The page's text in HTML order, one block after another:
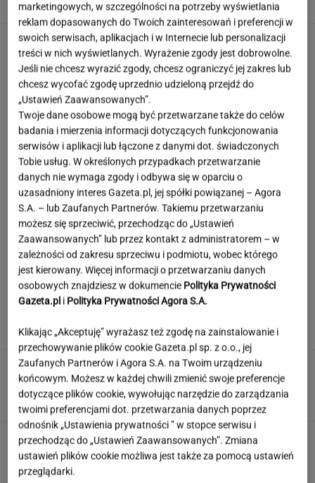
Moby poruszony widokiem w Warszawie. Pod
nagraniem tysiące reakcji
Anastazja Kuś mistrzynią świata! Historyczny
występ, brawo!
Quiz. Te filmy zna każdy, ale czy wystarczy
jeden kadr, by podać tytuł?
marketingowych, w szczególności na potrzeby wyświetlania
reklam dopasowanych do Twoich zainteresowań i preferencji w
swoich serwisach, aplikacjach i w Internecie lub personalizacji
treści w nich wyświetlanych. Wyrażenie zgody jest dobrowolne.
Jeśli nie chcesz wyrazić zgody, chcesz ograniczyć jej zakres lub
chcesz wycofać zgodę uprzednio udzieloną przejdź do
„Ustawień Zaawansowanych”.
Twoje dane osobowe mogą być przetwarzane także do celów
badania i mierzenia informacji dotyczących funkcjonowania
serwisów i aplikacji lub łączone z danymi dot. świadczonych
Tobie usług. W określonych przypadkach przetwarzanie
danych nie wymaga zgody i odbywa się w oparciu o
uzasadniony interes Gazeta.pl, jej spółki powiązanej – Agora
S.A. – lub Zaufanych Partnerów. Takiemu przetwarzaniu
możesz się sprzeciwić, przechodząc do „Ustawień
Zaawansowanych” lub przez kontakt z administratorem – w
zależności od zakresu sprzeciwu i podmiotu, wobec którego
jest kierowany. Więcej informacji o przetwarzaniu danych
osobowych znajdziesz w dokumencie Polityka Prywatności
Gazeta.pl i Polityka Prywatności Agora S.A.
Klikając „Akceptuję” wyrażasz też zgodę na zainstalowanie i
przechowywanie plików cookie Gazeta.pl sp. z o.o., jej
Zaufanych Partnerów i Agora S.A. na Twoim urządzeniu
końcowym. Możesz w każdej chwili zmienić swoje preferencje
dotyczące plików cookie, wywołując narzędzie do zarządzania
twoimi preferencjami dot. przetwarzania danych poprzez
odnośnik „Ustawienia prywatności ” w stopce serwisu i
przechodząc do „Ustawień Zaawansowanych”. Zmiana
ustawień plików cookie możliwa jest także za pomocą ustawień
przeglądarki.